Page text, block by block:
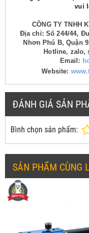
vui
CÔNG TY TNHH
Địa chỉ: Số 244/44,
Nhơn Phú B, Quận
Hotline, zalo,
Email:
Website:
ĐÁNH GIÁ SẢN
Bình chọn sản phẩm:
SẢN PHẨM CÙNG